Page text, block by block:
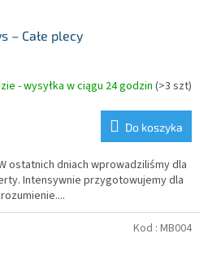
– Całe plecy
- wysyłka w ciągu 24 godzin (>3 szt)
Do koszyka
ostatnich dniach wprowadziliśmy dla
Intensywnie przygotowujemy dla
Kod : MB004